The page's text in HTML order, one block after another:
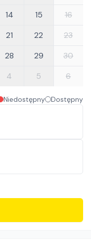
14 15
16
21 22
23
28 29
30
4 5 6
Niedostępny Dostępny